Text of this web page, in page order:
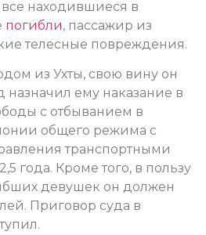
все находившиеся в
погибли, пассажир из
телесные повреждения.
из Ухты, свою вину он
назначил ему наказание в
с отбыванием в
общего режима с
транспортными
года. Кроме того, в пользу
девушек он должен
Приговор суда в